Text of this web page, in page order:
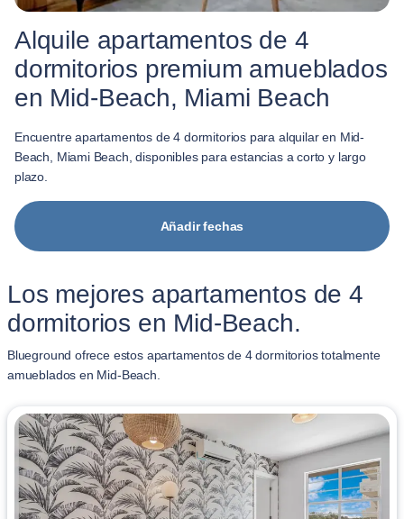
Alquile apartamentos de 4
dormitorios premium amueblados
en Mid-Beach, Miami Beach
Encuentre apartamentos de 4 dormitorios para alquilar en Mid-
Beach, Miami Beach, disponibles para estancias a corto y largo
plazo.
Añadir fechas
Los mejores apartamentos de 4
dormitorios en Mid-Beach.
Blueground ofrece estos apartamentos de 4 dormitorios totalmente
amueblados en Mid-Beach.